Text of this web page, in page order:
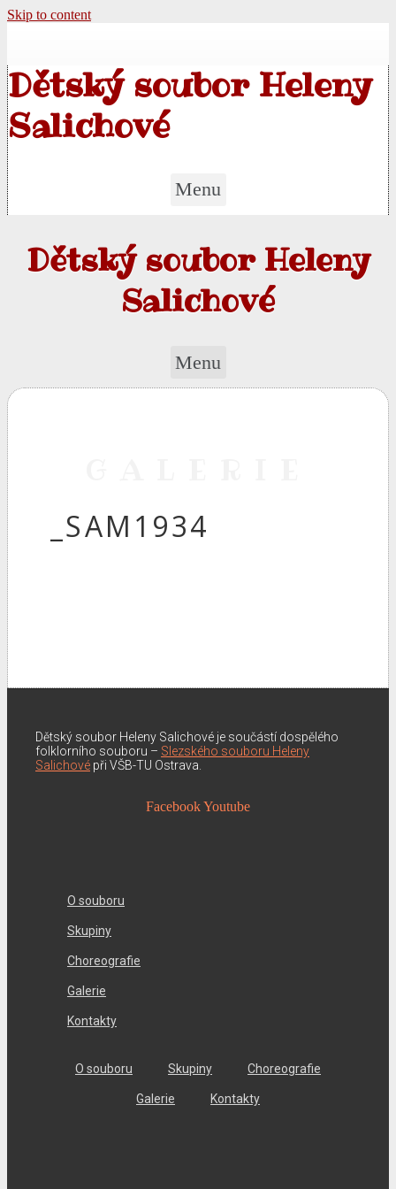
Skip to content
Dětský soubor Heleny
Salichové
Menu
Dětský soubor Heleny
Salichové
Menu
_SAM1934
Dětský soubor Heleny Salichové je součástí dospělého
folklorního souboru – Slezského souboru Heleny
Salichové při VŠB-TU Ostrava.
FacebookYoutube
O souboru
Skupiny
Choreografie
Galerie
Kontakty
O souboru Skupiny Choreografie
Galerie Kontakty